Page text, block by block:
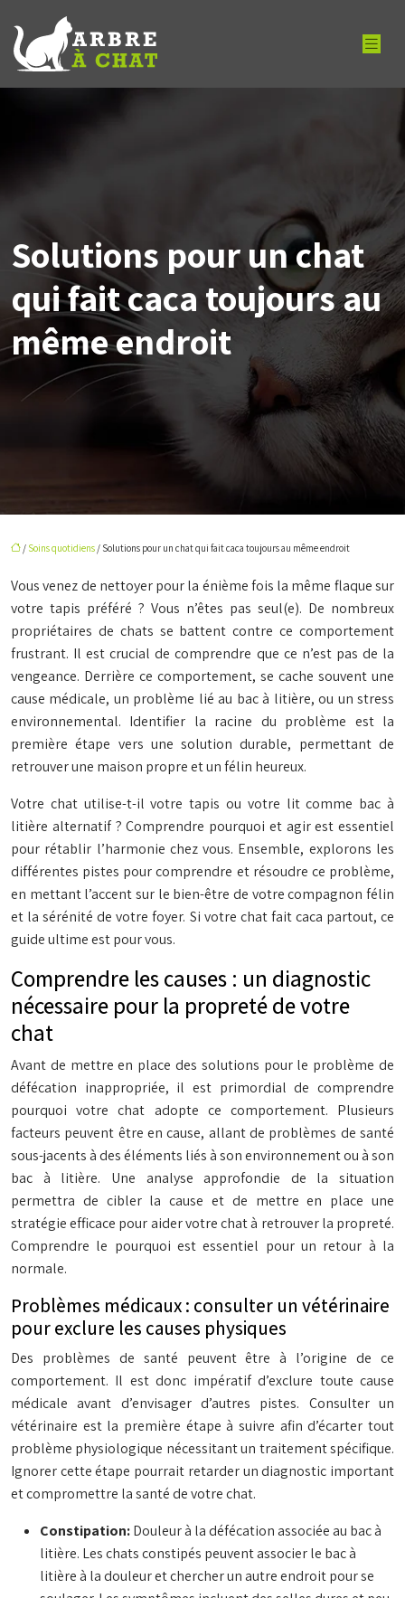
Solutions pour un chat
qui fait caca toujours au
même endroit
/ Soins quotidiens / Solutions pour un chat qui fait caca toujours au même endroit
Vous venez de nettoyer pour la énième fois la même flaque sur
votre tapis préféré ? Vous n’êtes pas seul(e). De nombreux
propriétaires de chats se battent contre ce comportement
frustrant. Il est crucial de comprendre que ce n’est pas de la
vengeance. Derrière ce comportement, se cache souvent une
cause médicale, un problème lié au bac à litière, ou un stress
environnemental. Identifier la racine du problème est la
première étape vers une solution durable, permettant de
retrouver une maison propre et un félin heureux.
Votre chat utilise-t-il votre tapis ou votre lit comme bac à
litière alternatif ? Comprendre pourquoi et agir est essentiel
pour rétablir l’harmonie chez vous. Ensemble, explorons les
différentes pistes pour comprendre et résoudre ce problème,
en mettant l’accent sur le bien-être de votre compagnon félin
et la sérénité de votre foyer. Si votre chat fait caca partout, ce
guide ultime est pour vous.
Comprendre les causes : un diagnostic
nécessaire pour la propreté de votre
chat
Avant de mettre en place des solutions pour le problème de
défécation inappropriée, il est primordial de comprendre
pourquoi votre chat adopte ce comportement. Plusieurs
facteurs peuvent être en cause, allant de problèmes de santé
sous-jacents à des éléments liés à son environnement ou à son
bac à litière. Une analyse approfondie de la situation
permettra de cibler la cause et de mettre en place une
stratégie efficace pour aider votre chat à retrouver la propreté.
Comprendre le pourquoi est essentiel pour un retour à la
normale.
Problèmes médicaux : consulter un vétérinaire
pour exclure les causes physiques
Des problèmes de santé peuvent être à l’origine de ce
comportement. Il est donc impératif d’exclure toute cause
médicale avant d’envisager d’autres pistes. Consulter un
vétérinaire est la première étape à suivre afin d’écarter tout
problème physiologique nécessitant un traitement spécifique.
Ignorer cette étape pourrait retarder un diagnostic important
et compromettre la santé de votre chat.
Constipation:Douleur à la défécation associée au bac à
litière. Les chats constipés peuvent associer le bac à
litière à la douleur et chercher un autre endroit pour se